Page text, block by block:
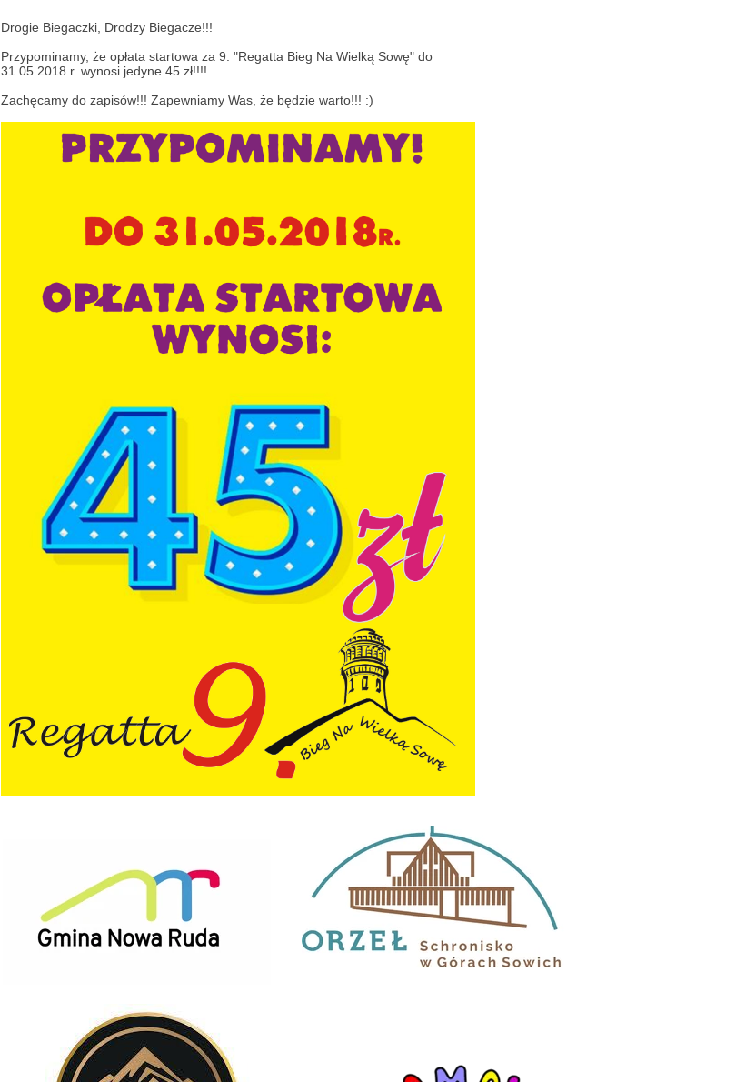
Drogie Biegaczki, Drodzy Biegacze!!!
Przypominamy, że opłata startowa za 9. "Regatta Bieg Na Wielką Sowę" do
31.05.2018 r. wynosi jedyne 45 zł!!!!
Zachęcamy do zapisów!!! Zapewniamy Was, że będzie warto!!! :)